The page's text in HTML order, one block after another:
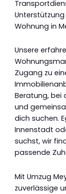
Wohnung in
Unsere
Zugang zu
Beratung, bei
und
dich suchen.
Innenstadt
suchst, wir
passende
Mit Umzug
zuverlässige